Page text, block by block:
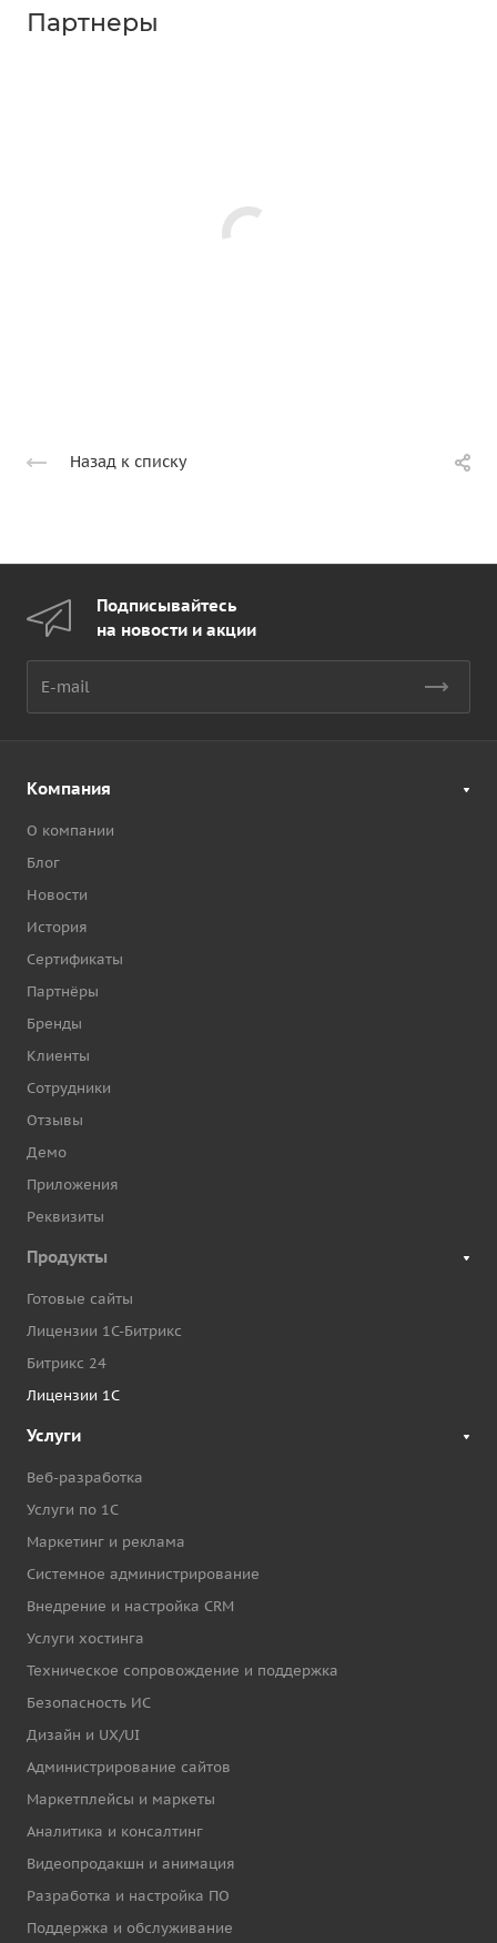
Партнеры
Назад к списку
Подписывайтесь
на новости и акции
Компания
О компании
Блог
Новости
История
Сертификаты
Партнёры
Бренды
Клиенты
Сотрудники
Отзывы
Демо
Приложения
Реквизиты
Продукты
Готовые сайты
Лицензии 1С-Битрикс
Битрикс 24
Лицензии 1С
Услуги
Веб-разработка
Услуги по 1С
Маркетинг и реклама
Системное администрирование
Внедрение и настройка CRM
Услуги хостинга
Техническое сопровождение и поддержка
Безопасность ИС
Дизайн и UX/UI
Администрирование сайтов
Маркетплейсы и маркеты
Аналитика и консалтинг
Видеопродакшн и анимация
Разработка и настройка ПО
Поддержка и обслуживание